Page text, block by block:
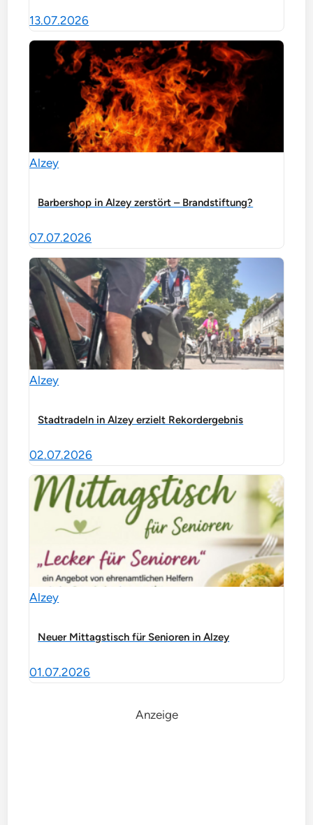
13.07.2026
Alzey
Barbershop in Alzey zerstört – Brandstiftung?
07.07.2026
Alzey
Stadtradeln in Alzey erzielt Rekordergebnis
02.07.2026
Alzey
Neuer Mittagstisch für Senioren in Alzey
01.07.2026
Anzeige